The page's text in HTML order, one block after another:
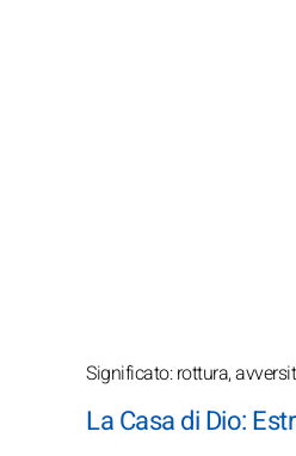
Significato: rottura,
La Casa di Dio: